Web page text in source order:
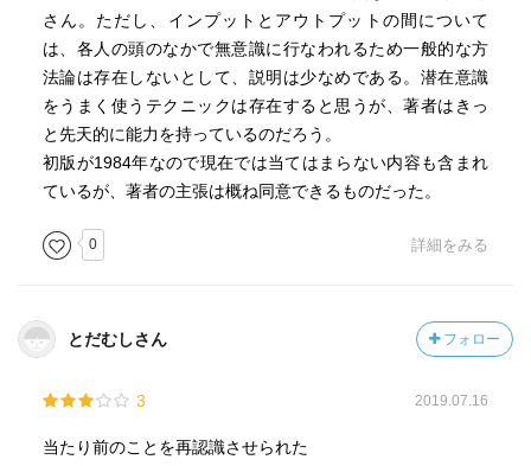
ろそれが普通だろう。それは論理の欠落ではない。
論理の欠落というのは、本質的に話の筋道が立っていない
ことをいう。
ある前提から、本来導けない結論を強引に導いてしまうが
ごとき論法である。
聞きたいことを充分に聞くためには、相手と良好な人間関
・・礼儀を心得ることが重要である。
もってまわった表現はしない方が良い。
丁重にズバリがいちばん良い。
わからないことはわかるまで聞く。後で自分で調べような
どと思わずに
さん。ただし、インプットとアウトプットの間について
は、各人の頭のなかで無意識に行なわれるため一般的な方
法論は存在しないとして、説明は少なめである。潜在意識
をうまく使うテクニックは存在すると思うが、著者はきっ
と先天的に能力を持っているのだろう。
初版が1984年なので現在では当てはまらない内容も含まれ
ているが、著者の主張は概ね同意できるものだった。
0 詳細をみる
とだむしさん フォロー
3 2019.07.16
当たり前のことを再認識させられた